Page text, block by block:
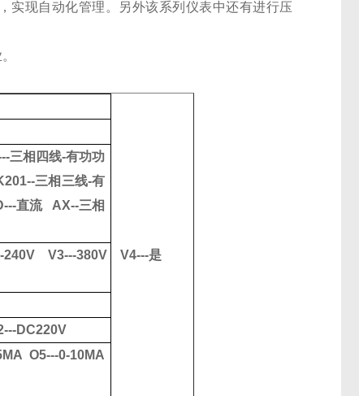
实现自动化管理。另外该系列仪表中还有进行压
三相四线-有功功
三相三线-有
直流 AX--三相
240V V3---380V V4---是
DC220V
O5---0-10MA